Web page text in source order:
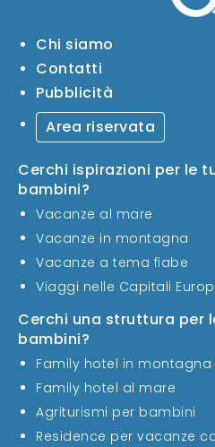
Chi siamo
Contatti
Pubblicità
Area riservata
Cerchi ispirazioni per le
bambini?
Vacanze al mare
Vacanze in montagna
Vacanze a tema fiabe
Viaggi nelle Capitali
Cerchi una struttura per
bambini?
Family hotel in montagna
Family hotel al mare
Agriturismi per bambini
Residence per vacanze